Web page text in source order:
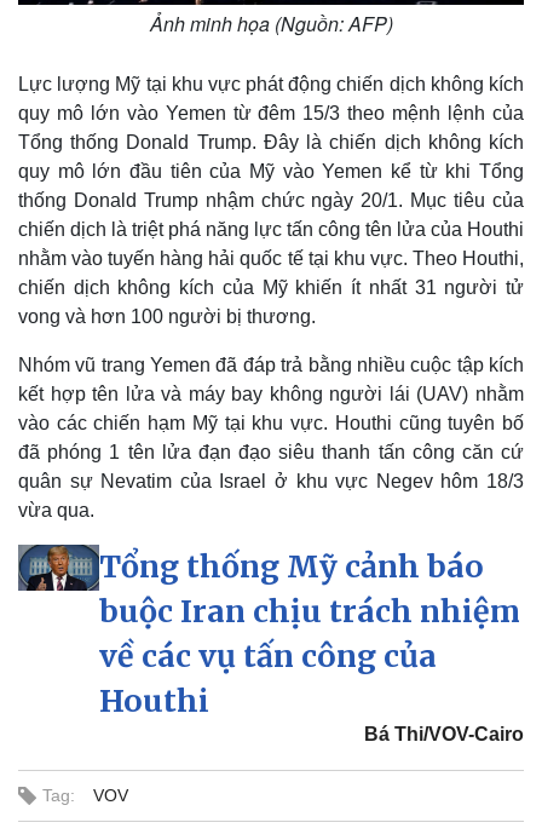
Cuộc sống đó đây
Video
Ảnh
Infographic
Bất động sản
Khởi nghiệp
Thị trường
Giá vàng
Tiêu dùng
Giá cà phê
Ảnh minh họa (Nguồn: AFP)
Lực lượng Mỹ tại khu vực phát động chiến dịch không kích
quy mô lớn vào Yemen từ đêm 15/3 theo mệnh lệnh của
Tổng thống Donald Trump. Đây là chiến dịch không kích
quy mô lớn đầu tiên của Mỹ vào Yemen kể từ khi Tổng
thống Donald Trump nhậm chức ngày 20/1. Mục tiêu của
chiến dịch là triệt phá năng lực tấn công tên lửa của Houthi
nhằm vào tuyến hàng hải quốc tế tại khu vực. Theo Houthi,
chiến dịch không kích của Mỹ khiến ít nhất 31 người tử
vong và hơn 100 người bị thương.
Nhóm vũ trang Yemen đã đáp trả bằng nhiều cuộc tập kích
kết hợp tên lửa và máy bay không người lái (UAV) nhằm
vào các chiến hạm Mỹ tại khu vực. Houthi cũng tuyên bố
đã phóng 1 tên lửa đạn đạo siêu thanh tấn công căn cứ
quân sự Nevatim của Israel ở khu vực Negev hôm 18/3
vừa qua.
Tổng thống Mỹ cảnh báo
buộc Iran chịu trách nhiệm
về các vụ tấn công của
Houthi
Bá Thi/VOV-Cairo
Tag: VOV